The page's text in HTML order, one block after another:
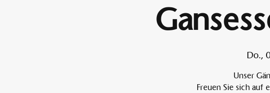
Do.,
Unser
Freuen Sie sich